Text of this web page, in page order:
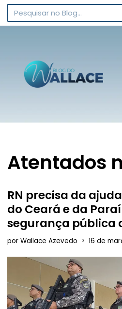
Pular
conteúdo
Atentados
RN precisa da
do Ceará e da
segurança pública
por Wallace Azevedo 16 de